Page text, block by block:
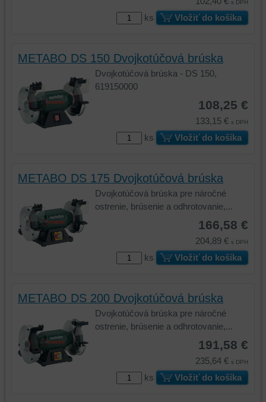
s DPH
ks Vložiť do košíka
METABO DS 150 Dvojkotúčová brúska
Dvojkotúčová brúska - DS 150,
619150000
108,25 €
133,15 € s DPH
ks Vložiť do košíka
METABO DS 175 Dvojkotúčová brúska
Dvojkotúčová brúska pre náročné
ostrenie, brúsenie a odhrotovanie,...
166,58 €
204,89 € s DPH
ks Vložiť do košíka
METABO DS 200 Dvojkotúčová brúska
Dvojkotúčová brúska pre náročné
ostrenie, brúsenie a odhrotovanie,...
191,58 €
235,64 € s DPH
ks Vložiť do košíka